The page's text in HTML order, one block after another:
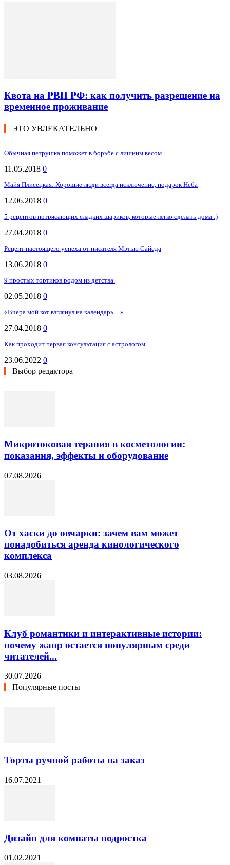
Квота на РВП РФ: как получить разрешение на
временное проживание
ЭТО УВЛЕКАТЕЛЬНО
Обычная петрушка поможет в борьбе с лишним весом.
11.05.2018 0
Майя Плисецкая: Хорошие люди всегда исключение, подарок Неба
12.06.2018 0
5 рецептов потрясающих сладких шариков, которые легко сделать дома :)
27.04.2018 0
Рецепт настоящего успеха от писателя Мэтью Сайеда
13.06.2018 0
9 простых тортиков родом из детства.
02.05.2018 0
«Вчера мой кот взглянул на календарь…»
27.04.2018 0
Как проходит первая консультация с астрологом
23.06.2022 0
Выбор редактора
Микротоковая терапия в косметологии:
показания, эффекты и оборудование
07.08.2026
От хаски до овчарки: зачем вам может
понадобиться аренда кинологического
комплекса
03.08.2026
Клуб романтики и интерактивные истории:
почему жанр остается популярным среди
читателей...
30.07.2026
Популярные посты
Торты ручной работы на заказ
16.07.2021
Дизайн для комнаты подростка
01.02.2021